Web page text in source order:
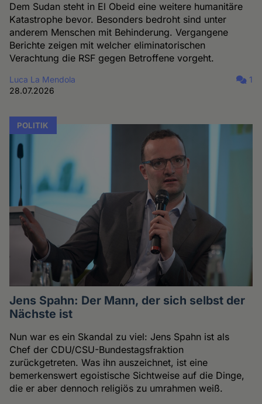
Dem Sudan steht in El Obeid eine weitere humanitäre
Katastrophe bevor. Besonders bedroht sind unter
anderem Menschen mit Behinderung. Vergangene
Berichte zeigen mit welcher eliminatorischen
Verachtung die RSF gegen Betroffene vorgeht.
Luca La Mendola
28.07.2026
1
POLITIK
Jens Spahn: Der Mann, der sich selbst der
Nächste ist
Nun war es ein Skandal zu viel: Jens Spahn ist als
Chef der CDU/CSU-Bundestagsfraktion
zurückgetreten. Was ihn auszeichnet, ist eine
bemerkenswert egoistische Sichtweise auf die Dinge,
die er aber dennoch religiös zu umrahmen weiß.